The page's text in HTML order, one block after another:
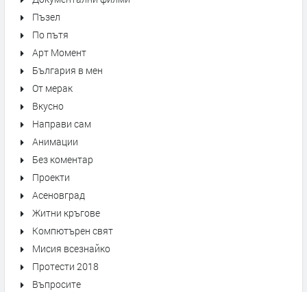
Пъзел
По пътя
Арт Момент
България в мен
От мерак
Вкусно
Направи сам
Анимации
Без коментар
Проекти
Асеновград
Житни кръгове
Компютърен свят
Мисия всезнайко
Протести 2018
Въпросите